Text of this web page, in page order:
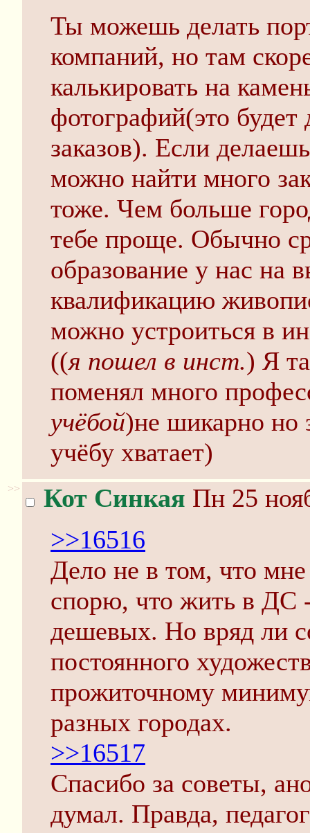
Ты можешь делать
компаний, но там
калькировать на
фотографий(это будет
заказов). Если
можно найти много
тоже. Чем больше
тебе проще. Обычно
образование у нас на
квалификацию
можно устроиться в
((я пошел в инст.) Я
поменял много
учёбой)не шикарно но
учёбу хватает)
>> Кот Синкая Пн 25
>>16516
Дело не в том, что
спорю, что жить в ДС
дешевых. Но вряд ли
постоянного
прожиточному
разных городах.
>>16517
Спасибо за советы,
думал. Правда,